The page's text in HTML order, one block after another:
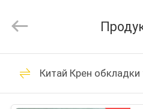
ДОМ
ПРОДУКТЫ
Reserved.
Крен
Китай Крен обкладки